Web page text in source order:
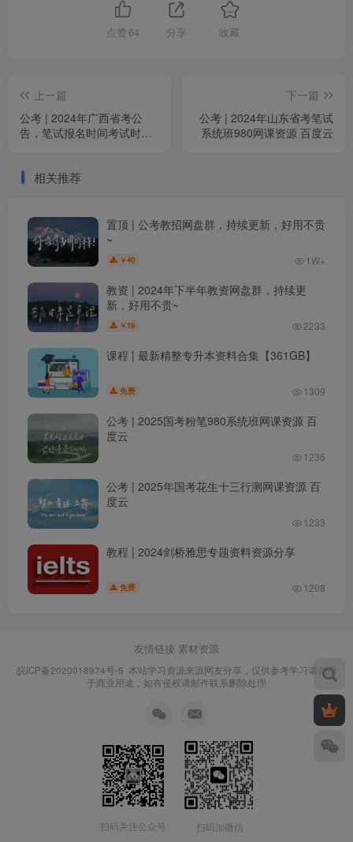
点赞 64 分享 收藏
上一篇
公考 | 2024年广西省考公
告，笔试报名时间考试时间
下一篇
公考 | 2024年山东省考笔试
系统班980网课资源 百度云
相关推荐
置顶 | 公考教招网盘群，持续更新，好用不贵
~
￥40 1W+
教资 | 2024年下半年教资网盘群，持续更
新，好用不贵~
￥ 19 2233
课程 | 最新精整专升本资料合集【361GB】
免费 1309
公考 | 2025国考粉笔980系统班网课资源 百
度云
1236
公考 | 2025年国考花生十三行测网课资源 百
度云
1233
教程 | 2024剑桥雅思专题资料资源分享
免费 1208
友情链接 素材资源
皖ICP备2020018974号-5 本站学习资源来源网友分享，仅供参考学习请勿用
于商业用途，如有侵权请邮件联系删除处理
扫码关注公众号 扫码加微信